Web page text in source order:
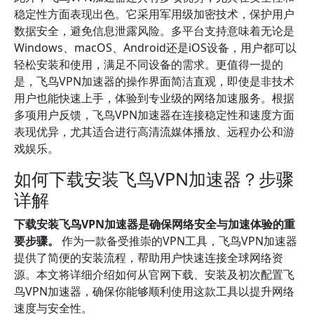
稳定性方面表现出色。它采用军用级加密技术，保护用户
数据安全，避免信息泄露风险。多平台支持意味着无论是
Windows、macOS、Android还是iOS设备，用户都可以
轻松安装和使用，满足不同设备的需求。更值得一提的
是，飞鸟VPN加速器的操作界面简洁直观，即使是非技术
用户也能快速上手，体验到专业级的网络加速服务。根据
多项用户反馈，飞鸟VPN加速器在连接稳定性和速度方面
表现优异，尤其适合进行高清流媒体播放、远程办公和游
戏娱乐。
如何下载安装飞鸟VPN加速器？步骤
详解
下载安装飞鸟VPN加速器是确保网络安全与加速体验的重
要步骤。
作为一款备受推崇的VPN工具，飞鸟VPN加速器
提供了简便的安装流程，帮助用户快速连接全球网络资
源。本文将详细介绍如何从官网下载、安装及初次配置飞
鸟VPN加速器，确保你能够顺利使用这款工具以提升网络
速度与安全性。